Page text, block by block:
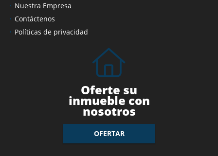
Nuestra Empresa
Contáctenos
Políticas de privacidad
Oferte su
inmueble con
nosotros
OFERTAR